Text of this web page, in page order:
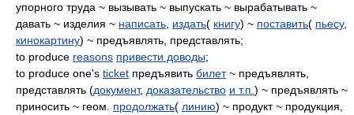
упорного труда ~ вызывать ~ выпускать ~ вырабатывать ~
давать ~ изделия ~ написать издать( книгу) ~ поставить( пьесу,
кинокартину) ~ предъявлять, представлять;
to produce reasons привести доводы;
to produce one's ticket предъявить билет~ предъявлять,
представлять (документ, доказательство и т.п. ) ~ предъявлять ~
приносить ~ геом. продолжать( линию) ~ продукт ~ продукция,